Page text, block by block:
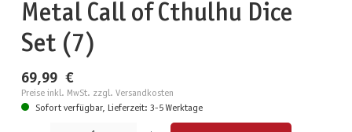
Metal Call of Cthulhu Dice
Set (7)
69,99 €
Preise inkl. MwSt. zzgl. Versandkosten
Sofort verfügbar, Lieferzeit: 3-5 Werktage
Produkt Anzahl: Gib den gewünschten Wert ein oder benutze die Schaltflächen um die Anzahl zu